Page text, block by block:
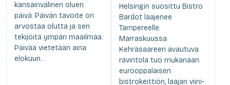
kansainvälinen oluen
päivä. Päivän tavoite on
arvostaa olutta ja sen
tekijöitä ympäri maailmaa.
Päivää vietetään aina
elokuun...
Helsingin suosittu Bistro
Bardot laajenee
Tampereelle.
Marraskuussa
Kehräsaareen avautuva
ravintola tuo mukanaan
eurooppalaisen
bistrokeittiön, laajan viini-